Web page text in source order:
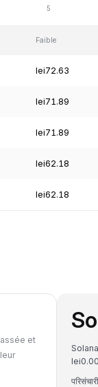
Faible
lei72.63
lei71.89
lei71.89
lei62.18
lei62.18
et
Solana